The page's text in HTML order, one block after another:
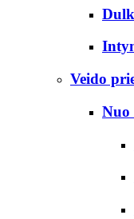
Veido
Nuo